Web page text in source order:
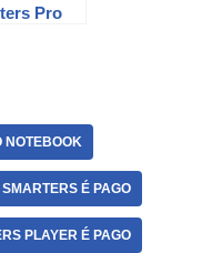
Pro
NOTEBOOK
SMARTERS É PAGO
PLAYER É PAGO